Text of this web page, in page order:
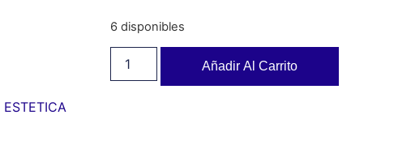
ESTETICA
6 disponibles
Añadir Al Carrito